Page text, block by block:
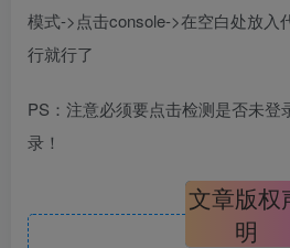
模式->点击console->在空白处放入
行就行了
PS：注意必须要点击检测是否未登
录！
文章版权
明